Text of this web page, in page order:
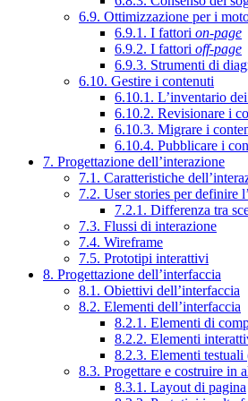
6.9. Ottimizzazione per i
6.9.1. I fattori on-page
6.9.2. I fattori off-page
6.9.3. Strumenti di
6.10. Gestire i contenuti
6.10.1. L’inventario
6.10.2. Revisionare i
6.10.3. Migrare i
6.10.4. Pubblicare i
7. Progettazione dell’interazione
7.1. Caratteristiche
7.2. User stories per definire
7.2.1. Differenza tra
7.3. Flussi di interazione
7.4. Wireframe
7.5. Prototipi interattivi
8. Progettazione dell’interfaccia
8.1. Obiettivi dell’interfaccia
8.2. Elementi dell’interfaccia
8.2.1. Elementi di
8.2.2. Elementi
8.2.3. Elementi testuali
8.3. Progettare e costruire in
8.3.1. Layout di pagina